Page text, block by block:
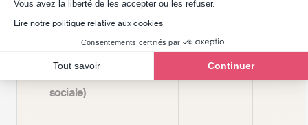
Vous avez la liberté de les accepter ou les refuser.
Lire notre politique relative aux cookies
Consentements certifiés par
Tout savoir Continuer
CRDS
(Contribution
pour le
remboursement
de la dette
sociale)
0,5 %